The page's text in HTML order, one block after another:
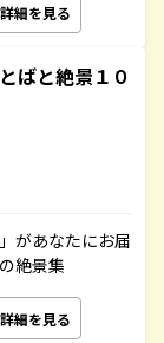
詳細を見る
ばと絶景１０
があなたにお届
絶景集
詳細を見る